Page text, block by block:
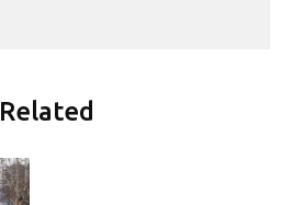
Related